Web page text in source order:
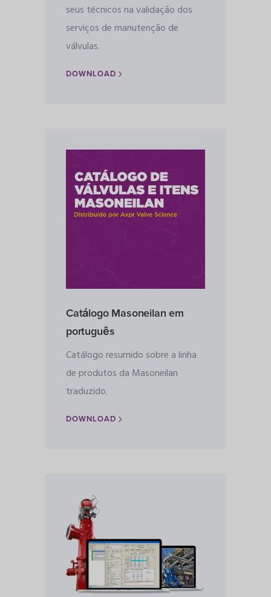
seus técnicos na validação dos
serviços de manutenção de
válvulas.
DOWNLOAD
Catálogo Masoneilan em
português
Catálogo resumido sobre a linha
de produtos da Masoneilan
traduzido.
DOWNLOAD